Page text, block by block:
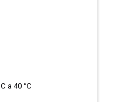
a 40 °C